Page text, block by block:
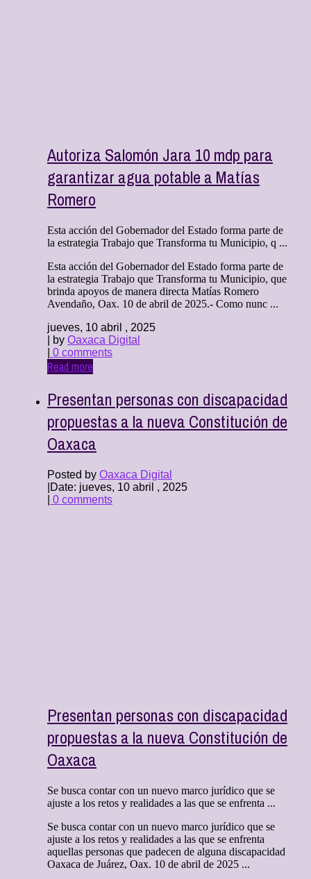
Autoriza Salomón Jara 10 mdp para
garantizar agua potable a Matías
Romero
Esta acción del Gobernador del Estado forma parte de
la estrategia Trabajo que Transforma tu Municipio, q ...
Esta acción del Gobernador del Estado forma parte de
la estrategia Trabajo que Transforma tu Municipio, que
brinda apoyos de manera directa Matías Romero
Avendaño, Oax. 10 de abril de 2025.- Como nunc ...
jueves, 10 abril , 2025
| by Oaxaca Digital
0 comments
Read more
Presentan personas con discapacidad
propuestas a la nueva Constitución de
Oaxaca
Posted by Oaxaca Digital
Date: jueves, 10 abril , 2025
0 comments
Presentan personas con discapacidad
propuestas a la nueva Constitución de
Oaxaca
Se busca contar con un nuevo marco jurídico que se
ajuste a los retos y realidades a las que se enfrenta ...
Se busca contar con un nuevo marco jurídico que se
ajuste a los retos y realidades a las que se enfrenta
aquellas personas que padecen de alguna discapacidad
Oaxaca de Juárez, Oax. 10 de abril de 2025 ...